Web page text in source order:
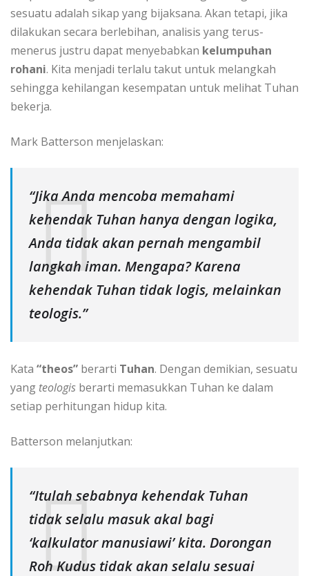
sesuatu adalah sikap yang bijaksana. Akan tetapi, jika
dilakukan secara berlebihan, analisis yang terus-
menerus justru dapat menyebabkan kelumpuhan
rohani. Kita menjadi terlalu takut untuk melangkah
sehingga kehilangan kesempatan untuk melihat Tuhan
bekerja.
Mark Batterson menjelaskan:
“Jika Anda mencoba memahami
kehendak Tuhan hanya dengan logika,
Anda tidak akan pernah mengambil
langkah iman. Mengapa? Karena
kehendak Tuhan tidak logis, melainkan
teologis.”
Kata “theos” berarti Tuhan. Dengan demikian, sesuatu
yang teologis berarti memasukkan Tuhan ke dalam
setiap perhitungan hidup kita.
Batterson melanjutkan:
“Itulah sebabnya kehendak Tuhan
tidak selalu masuk akal bagi
‘kalkulator manusiawi’ kita. Dorongan
Roh Kudus tidak akan selalu sesuai